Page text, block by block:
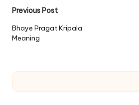
Post
navigation
Previous Post
Bhaye Pragat Kripala
Meaning